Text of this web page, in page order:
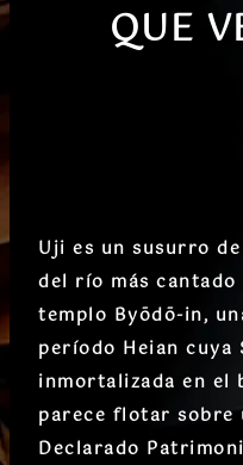
QUE
Uji es un susurro
del río más cantado
templo Byōdō-in,
período Heian cuya
inmortalizada en el
parece flotar sobre
Declarado